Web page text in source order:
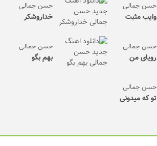
حسن جمالی
وایب مثبت
حسن جمالی
خداروشکر
حسن جمالی
رویای من
حسن جمالی
بهم بگو
حسن جمالی
تو که میدونی